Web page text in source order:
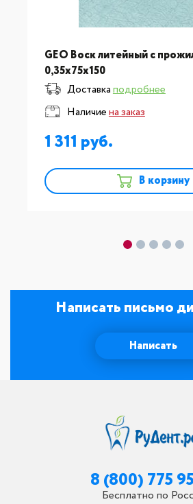
GEO Воск литейный с
0,35х75х150
Доставкаподробнее
Наличиена заказ
1 311
В корзину
Написать письмо
Написать
8 (800) 775
Бесплатно по